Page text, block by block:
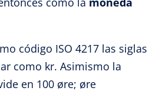
código ISO 4217 las siglas
como kr. Asimismo la
en 100 øre; øre